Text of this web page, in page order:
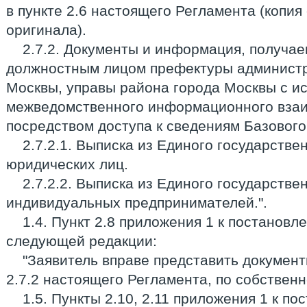
в пункте 2.6 настоящего Регламента
оригинала).
2.7.2. Документы и информация,
должностным лицом префектуры
Москвы, управы района города Москвы с
межведомственного информационного
посредством доступа к сведениям
2.7.2.1. Выписка из Единого
юридических лиц.
2.7.2.2. Выписка из Единого
индивидуальных предпринимателей.".
1.4. Пункт 2.8 приложения 1 к
следующей редакции:
"Заявитель вправе представить
2.7.2 настоящего Регламента, по
1.5. Пункты 2.10, 2.11 приложения 1 к